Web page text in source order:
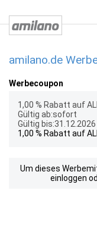
amilano.de
Werbecoupon
1,00 % Rabatt auf
Gültig ab:sofort
Gültig bis:31.12.2026
1,00 % Rabatt auf
Um dieses
einloggen